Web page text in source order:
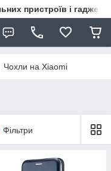
пристроїв і гаджети
Чохли на Xiaomi
Фільтри